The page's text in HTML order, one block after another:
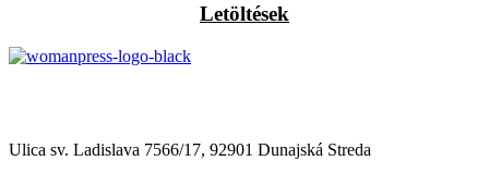
Letöltések
Ulica sv. Ladislava 7566/17, 92901 Dunajská Streda